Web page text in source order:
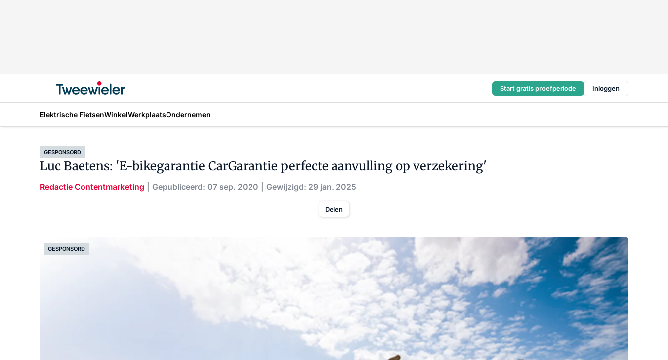
Start gratis proefperiode Inloggen
Elektrische FietsenWinkelWerkplaatsOndernemen
GESPONSORD
Luc Baetens: 'E-bikegarantie CarGarantie perfecte aanvulling op verzekering'
Redactie Contentmarketing Gepubliceerd: 07 sep. 2020 Gewijzigd: 29 jan. 2025
Delen
GESPONSORD